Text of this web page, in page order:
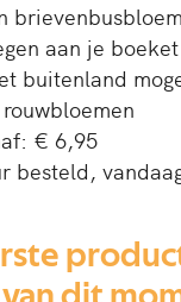
aan je
buitenland
€ 6,95
besteld,